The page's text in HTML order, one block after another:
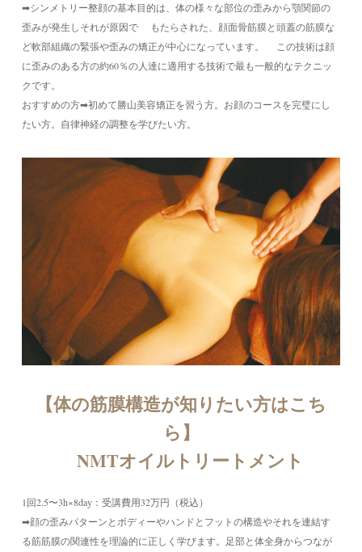
➡シンメトリー整顔の基本目的は、体の様々な部位の歪みから顎関節の
歪みが発生しそれが原因で もたらされた、顔面骨筋膜と頭蓋の筋膜な
ど軟部組織の緊張や歪みの矯正が中心になっています。 この技術は顔
に歪みのある方の約60％の人達に適用する技術で最も一般的なテクニッ
クです。
おすすめの方➡初めて勝山美容矯正を習う方。お顔のコースを完璧にし
たい方。自律神経の調整を学びたい方。
【体の筋膜構造が知りたい方はこち
ら】
NMTオイルトリートメント
1回2.5〜3h×8day：受講費用32万円（税込）
➡顔の歪みパターンとボディーやハンドとフットの構造やそれを連結す
る筋筋膜の関連性を理論的に正しく学びます。足部と体全身からつなが